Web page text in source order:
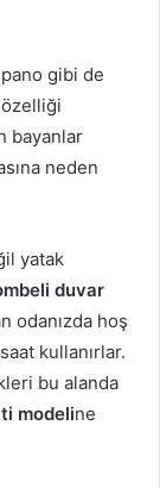
gibi de
bayanlar
neden
yatak
duvar
odanızda hoş
kullanırlar.
bu alanda
modeline